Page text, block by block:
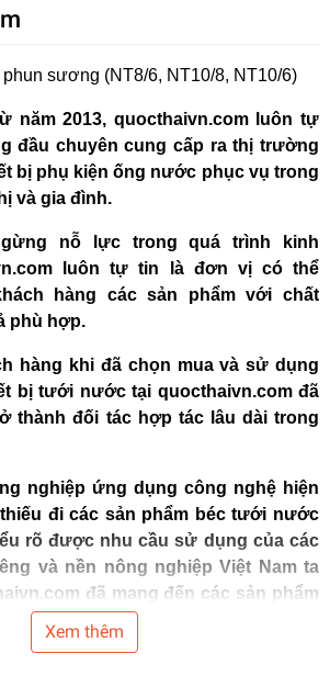
phun sương (NT8/6, NT10/8, NT10/6)
năm 2013, quocthaivn.comluôn tự
đầu chuyên cung cấp ra thị trường
bị phụ kiện ống nước phục vụ trong
và gia đình.
nỗ lực trong quá trình kinh
luôn tự tin là đơn vị có thể
hàng các sản phẩm với chất
phù hợp.
hàng khi đã chọn mua và sử dụng
bị tưới nước tại quocthaivn.comđã
thành đối tác hợp tác lâu dài trong
nghiệp ứng dụng công nghệ hiện
đi các sản phẩm béc tưới nước
rõ được nhu cầu sử dụng của các
và nền nông nghiệp Việt Nam ta
đã mang đến các sản phẩm
người nông dân tiết kiệm thời gian,
của mình.
Xem thêm